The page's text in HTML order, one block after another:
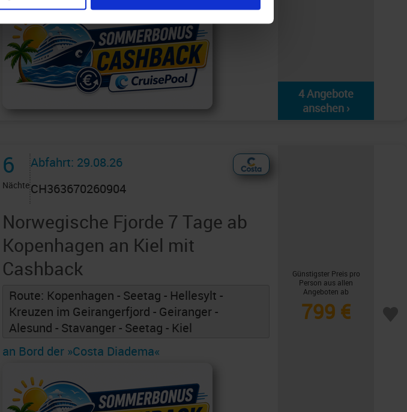
4 Angebote
ansehen ›
6
Nächte
Abfahrt: 29.08.26
CH363670260904
Norwegische Fjorde 7 Tage ab
Kopenhagen an Kiel mit
Cashback
Route: Kopenhagen - Seetag - Hellesylt -
Kreuzen im Geirangerfjord - Geiranger -
Alesund - Stavanger - Seetag - Kiel
an Bord der »Costa Diadema«
Günstigster Preis pro
Person aus allen
Angeboten ab
799 €